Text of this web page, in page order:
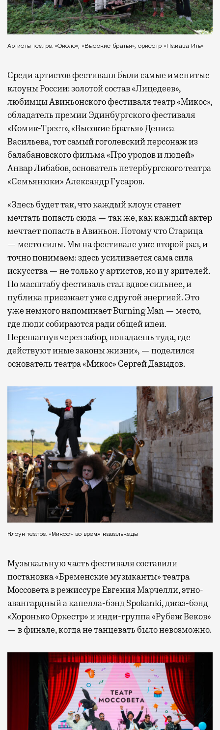
Артисты театра «Около», «Высокие братья», оркестр «Пакава Ить»
Среди артистов фестиваля были самые именитые
клоуны России: золотой состав «Лицедеев»,
любимцы Авиньонского фестиваля театр «Микос»,
обладатель премии Эдинбургского фестиваля
«Комик-Трест», «Высокие братья» Дениса
Васильева, тот самый гоголевский персонаж из
балабановского фильма «Про уродов и людей»
Анвар Либабов, основатель петербургского театра
«Семьянюки» Александр Гусаров.
«Здесь будет так, что каждый клоун станет
мечтать попасть сюда — так же, как каждый актер
мечтает попасть в Авиньон. Потому что Старица
— место силы. Мы на фестивале уже второй раз, и
точно понимаем: здесь усиливается сама сила
искусства — не только у артистов, но и у зрителей.
По масштабу фестиваль стал вдвое сильнее, и
публика приезжает уже с другой энергией. Это
уже немного напоминает Burning Man — место,
где люди собираются ради общей идеи.
Перешагнув через забор, попадаешь туда, где
действуют иные законы жизни», — поделился
основатель театра «Микос» Сергей Давыдов.
Клоун театра «Микос» во время кавалькады
Музыкальную часть фестиваля составили
постановка «Бременские музыканты» театра
Моссовета в режиссуре Евгения Марчелли, этно-
авангардный а капелла-бэнд Spokanki, джаз-бэнд
«Хоронько Оркестр» и инди-группа «Рубеж Веков»
— в финале, когда не танцевать было невозможно.